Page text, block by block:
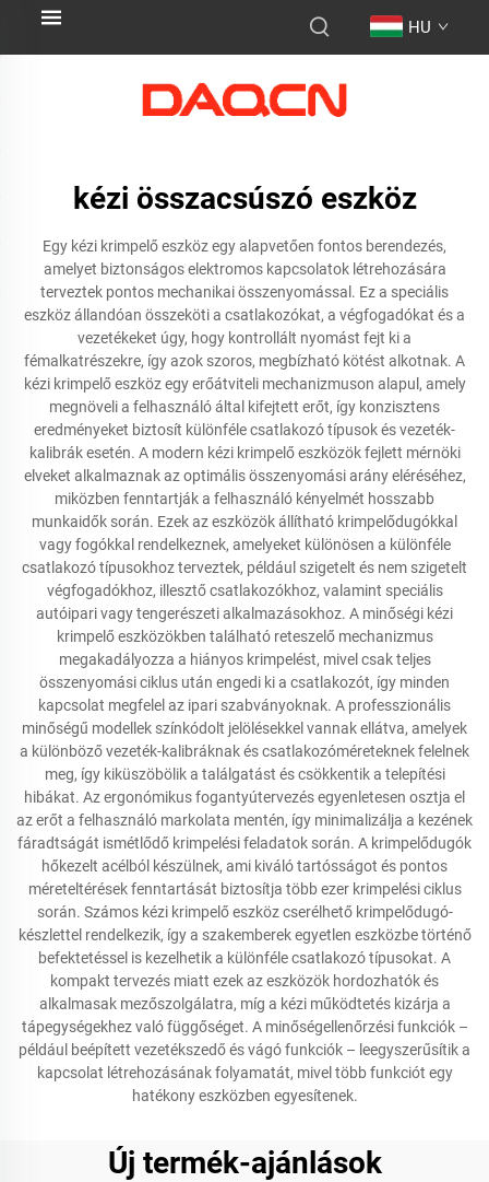
HU
kézi összacsúszó eszköz
Egy kézi krimpelő eszköz egy alapvetően fontos berendezés,
amelyet biztonságos elektromos kapcsolatok létrehozására
terveztek pontos mechanikai összenyomással. Ez a speciális
eszköz állandóan összeköti a csatlakozókat, a végfogadókat és a
vezetékeket úgy, hogy kontrollált nyomást fejt ki a
fémalkatrészekre, így azok szoros, megbízható kötést alkotnak. A
kézi krimpelő eszköz egy erőátviteli mechanizmuson alapul, amely
megnöveli a felhasználó által kifejtett erőt, így konzisztens
eredményeket biztosít különféle csatlakozó típusok és vezeték-
kalibrák esetén. A modern kézi krimpelő eszközök fejlett mérnöki
elveket alkalmaznak az optimális összenyomási arány eléréséhez,
miközben fenntartják a felhasználó kényelmét hosszabb
munkaidők során. Ezek az eszközök állítható krimpelődugókkal
vagy fogókkal rendelkeznek, amelyeket különösen a különféle
csatlakozó típusokhoz terveztek, például szigetelt és nem szigetelt
végfogadókhoz, illesztő csatlakozókhoz, valamint speciális
autóipari vagy tengerészeti alkalmazásokhoz. A minőségi kézi
krimpelő eszközökben található reteszelő mechanizmus
megakadályozza a hiányos krimpelést, mivel csak teljes
összenyomási ciklus után engedi ki a csatlakozót, így minden
kapcsolat megfelel az ipari szabványoknak. A professzionális
minőségű modellek színkódolt jelölésekkel vannak ellátva, amelyek
a különböző vezeték-kalibráknak és csatlakozóméreteknek felelnek
meg, így kiküszöbölik a találgatást és csökkentik a telepítési
hibákat. Az ergonómikus fogantyútervezés egyenletesen osztja el
az erőt a felhasználó markolata mentén, így minimalizálja a kezének
fáradtságát ismétlődő krimpelési feladatok során. A krimpelődugók
hőkezelt acélból készülnek, ami kiváló tartósságot és pontos
méreteltérések fenntartását biztosítja több ezer krimpelési ciklus
során. Számos kézi krimpelő eszköz cserélhető krimpelődugó-
készlettel rendelkezik, így a szakemberek egyetlen eszközbe történő
befektetéssel is kezelhetik a különféle csatlakozó típusokat. A
kompakt tervezés miatt ezek az eszközök hordozhatók és
alkalmasak mezőszolgálatra, míg a kézi működtetés kizárja a
tápegységekhez való függőséget. A minőségellenőrzési funkciók –
például beépített vezetékszedő és vágó funkciók – leegyszerűsítik a
kapcsolat létrehozásának folyamatát, mivel több funkciót egy
hatékony eszközben egyesítenek.
Új termék-ajánlások